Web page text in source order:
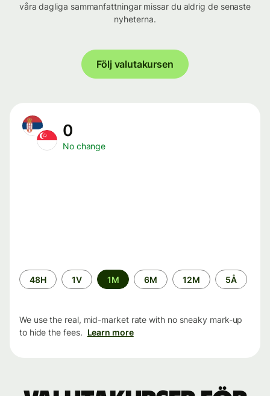
våra dagliga sammanfattningar missar du aldrig de senaste
nyheterna.
Följ valutakursen
0
No change
Time
period
48H 1V 1M 6M 12M 5Å
We use the real, mid-market rate with no sneaky mark-up
to hide the fees. Learn more